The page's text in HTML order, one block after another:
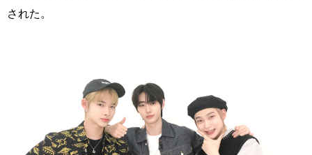
された。